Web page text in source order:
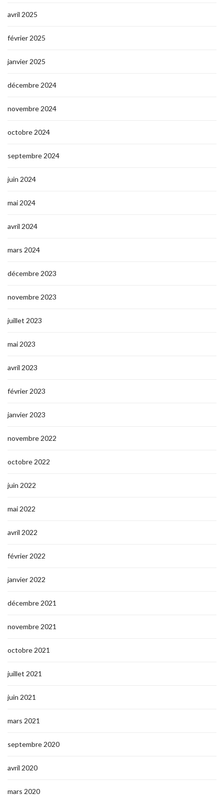
avril 2025
février 2025
janvier 2025
décembre 2024
novembre 2024
octobre 2024
septembre 2024
juin 2024
mai 2024
avril 2024
mars 2024
décembre 2023
novembre 2023
juillet 2023
mai 2023
avril 2023
février 2023
janvier 2023
novembre 2022
octobre 2022
juin 2022
mai 2022
avril 2022
février 2022
janvier 2022
décembre 2021
novembre 2021
octobre 2021
juillet 2021
juin 2021
mars 2021
septembre 2020
avril 2020
mars 2020